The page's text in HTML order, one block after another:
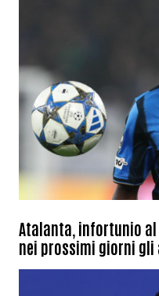
Atalanta, infortunio al
nei prossimi giorni